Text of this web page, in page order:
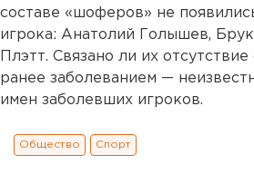
составе «шоферов» не
игрока: Анатолий Голышев,
Плэтт. Связано ли их
ранее заболеванием —
имен заболевших игроков.
Общество Спорт